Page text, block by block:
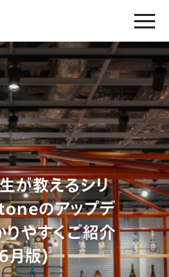
が教えるシリ
のアップデ
りやすくご紹介
月版)